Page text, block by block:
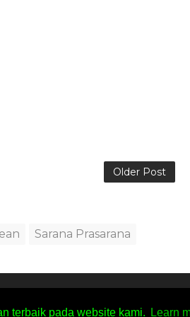
terbaik pada website kami. Learn
Older Post
Sarana Prasarana
| Distributed By Free Blogger